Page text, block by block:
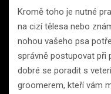
Kromě toho je nutné
na cizí tělesa nebo
nohou vašeho psa
správně postupovat při
dobré se poradit s
groomerem, kteří vám